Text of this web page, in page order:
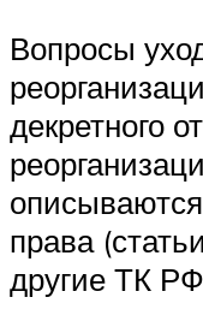
Вопросы
декретного
права
другие ТК